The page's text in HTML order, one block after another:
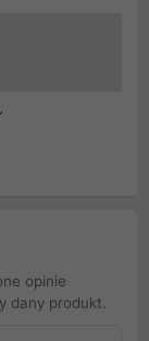
opinie
dany produkt.